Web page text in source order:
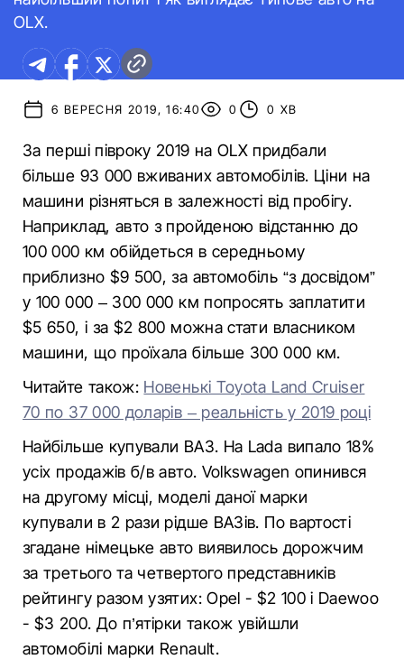
OLX.
6 ВЕРЕСНЯ 2019, 16:40 0 0 ХВ
За перші півроку 2019 на OLX придбали
більше 93 000 вживаних автомобілів. Ціни на
машини різняться в залежності від пробігу.
Наприклад, авто з пройденою відстанню до
100 000 км обійдеться в середньому
приблизно $9 500, за автомобіль “з досвідом”
у 100 000 – 300 000 км попросять заплатити
$5 650, і за $2 800 можна стати власником
машини, що проїхала більше 300 000 км.
Читайте також: Новенькі Toyota Land Cruiser
70 по 37 000 доларів – реальність у 2019 році
Найбільше купували ВАЗ. На Lada випало 18%
усіх продажів б/в авто. Volkswagen опинився
на другому місці, моделі даної марки
купували в 2 рази рідше ВАЗів. По вартості
згадане німецьке авто виявилось дорожчим
за третього та четвертого представників
рейтингу разом узятих: Opel - $2 100 і Daewoo
- $3 200. До п’ятірки також увійшли
автомобілі марки Renault.